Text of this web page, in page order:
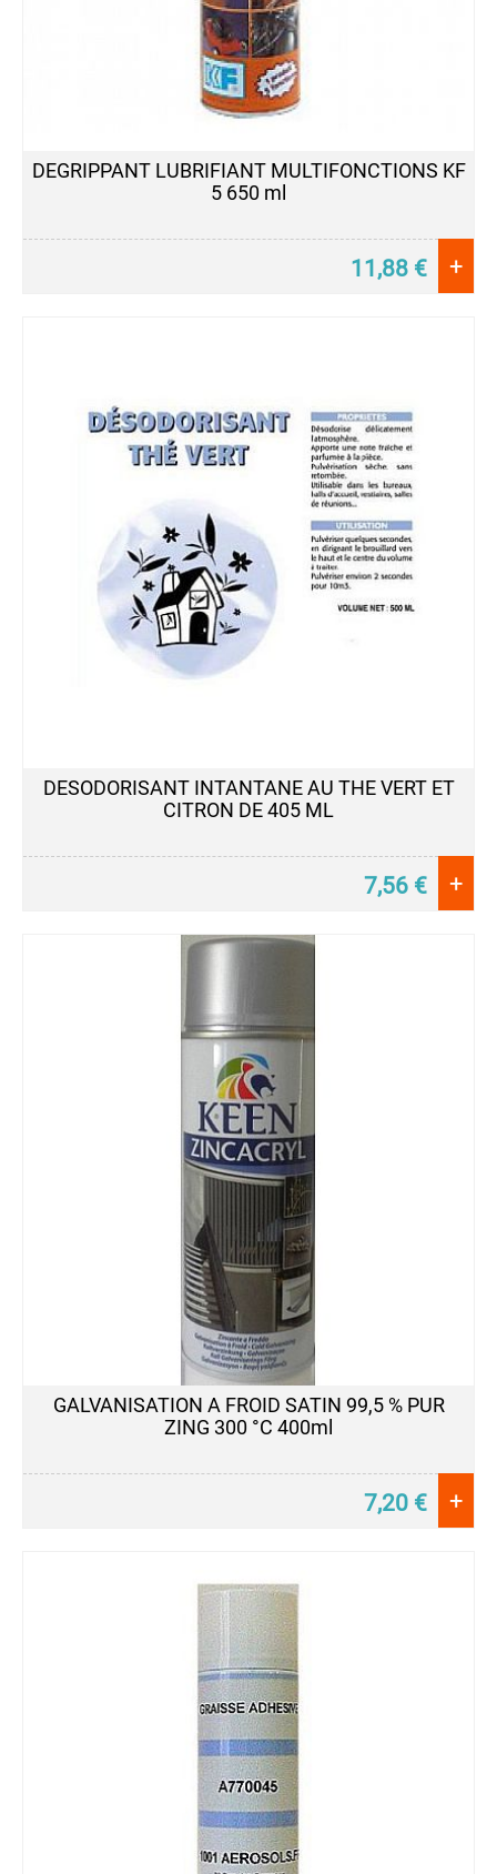
DEGRIPPANT LUBRIFIANT MULTIFONCTIONS KF
5 650 ml
11,88 € +
DESODORISANT INTANTANE AU THE VERT ET
CITRON DE 405 ML
7,56 € +
GALVANISATION A FROID SATIN 99,5 % PUR
ZING 300 °C 400ml
7,20 € +